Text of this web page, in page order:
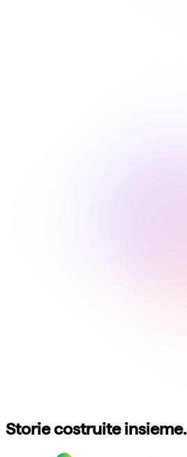
Storie costruite insieme.